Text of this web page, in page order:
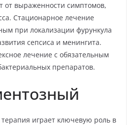
от выраженности симптомов,
Стационарное лечение
при локализации фурункула
сепсиса и менингита.
лечение с обязательным
препаратов.
играет ключевую роль в